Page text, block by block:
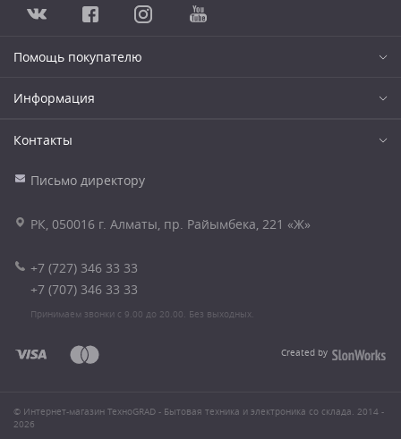
Помощь покупателю
Информация
Контакты
Письмо директору
РК, 050016 г. Алматы, пр. Райымбека, 221 «Ж»
+7 (727) 346 33 33
+7 (707) 346 33 33
Принимаем звонки с 9.00 до 20.00. Без выходных.
Created by
© Интернет-магазин ТехноGRAD - Бытовая техника и электроника со склада. 2014 -
2026